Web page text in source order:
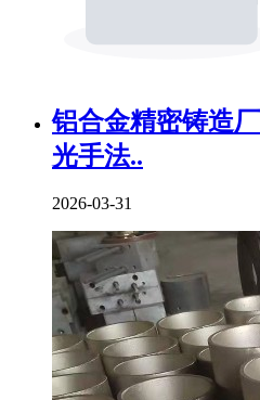
铝合金精密铸造
光手法..
2026-03-31